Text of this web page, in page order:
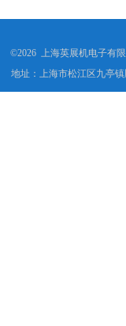
©2026 上海英展机电子有
地址：上海市松江区九亭镇